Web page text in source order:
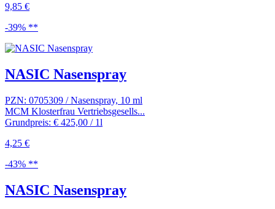
9,85 €
-39% **
NASIC Nasenspray
PZN: 0705309 / Nasenspray, 10 ml
MCM Klosterfrau Vertriebsgesells...
Grundpreis: € 425,00 / 1l
4,25 €
-43% **
NASIC Nasenspray